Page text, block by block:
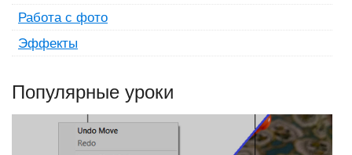
Работа с фото
Эффекты
Популярные уроки